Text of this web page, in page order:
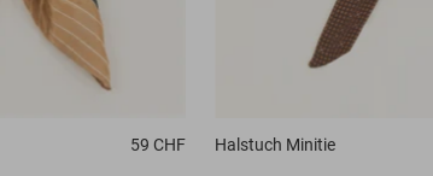
59 CHF Halstuch Minitie